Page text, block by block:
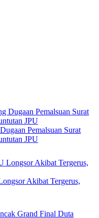
Pemalsuan Surat
JPU
Akibat Tergerus,